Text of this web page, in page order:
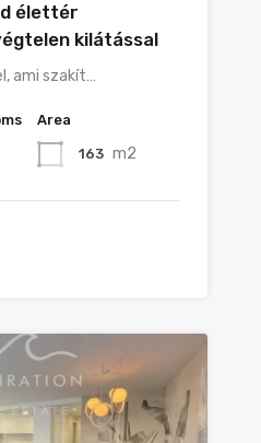
élettér
kilátással
ami szakít…
Area
163 m2